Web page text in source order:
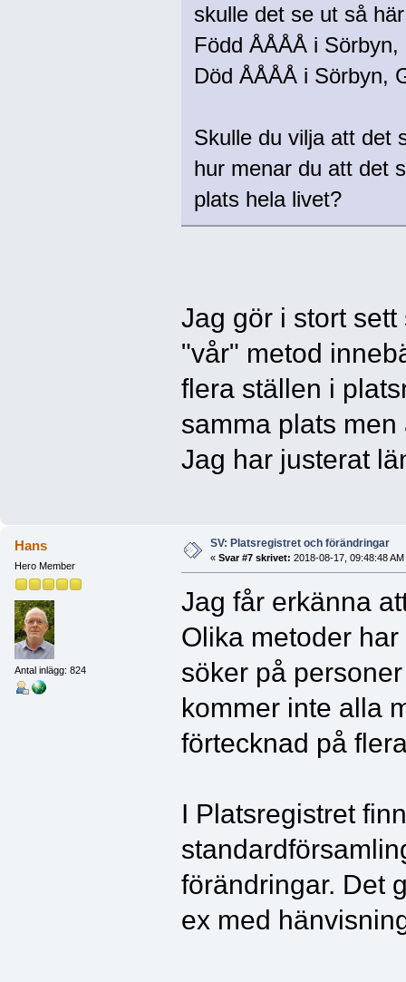
skulle det se ut så
Född ÅÅÅÅ i Sörbyn,
Död ÅÅÅÅ i Sörbyn,
Skulle du vilja att det
hur menar du att det
plats hela livet?
Jag gör i stort
"vår" metod
flera ställen i
samma plats
Jag har justerat
Hans
Hero Member
Antal inlägg: 824
SV: Platsregistret och förändringar
« Svar #7 skrivet: 2018-08-17, 09:48:48 AM
Jag får erkänna
Olika metoder
söker på
kommer inte alla
förtecknad på
I Platsregistret
förändringar. Det
ex med